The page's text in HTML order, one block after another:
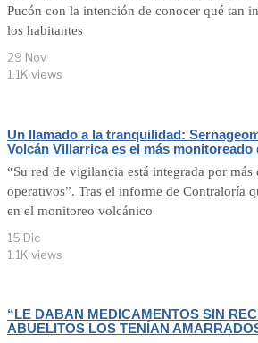
Pucón con la intención de conocer qué tan
los habitantes
29 Nov
1.1K views
Un llamado a la tranquilidad:
Volcán Villarrica es el más monitoreado
“Su red de vigilancia está integrada por más
operativos”. Tras el informe de Contraloría
en el monitoreo volcánico
15 Dic
1.1K views
“LE DABAN MEDICAMENTOS SIN
ABUELITOS LOS TENÍAN